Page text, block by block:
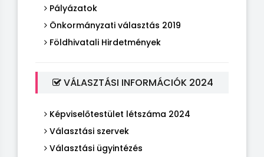
Pályázatok
Önkormányzati választás 2019
Földhivatali Hirdetmények
VÁLASZTÁSI INFORMÁCIÓK 2024
Képviselőtestület létszáma 2024
Választási szervek
Választási ügyintézés